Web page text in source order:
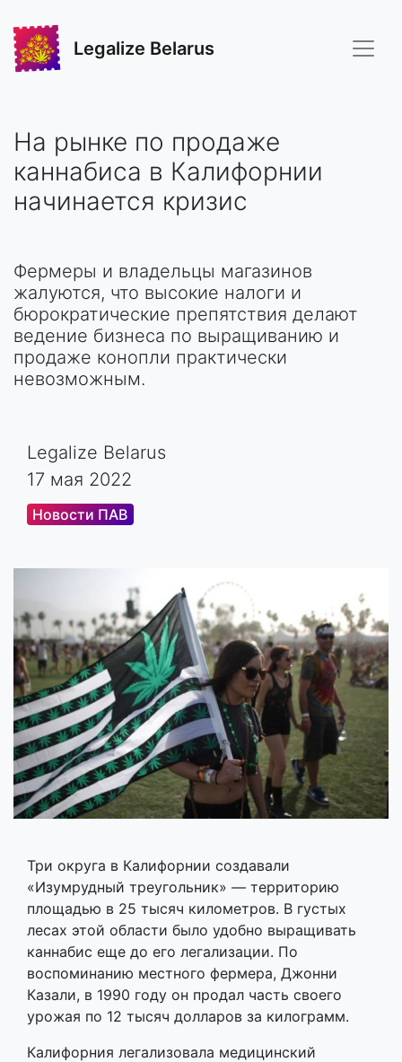
Legalize Belarus
На рынке по продаже
каннабиса в Калифорнии
начинается кризис
Фермеры и владельцы магазинов
жалуются, что высокие налоги и
бюрократические препятствия делают
ведение бизнеса по выращиванию и
продаже конопли практически
невозможным.
Legalize Belarus
17 мая 2022
Новости ПАВ
Три округа в Калифорнии создавали
«Изумрудный треугольник» — территорию
площадью в 25 тысяч километров. В густых
лесах этой области было удобно выращивать
каннабис еще до его легализации. По
воспоминанию местного фермера, Джонни
Казали, в 1990 году он продал часть своего
урожая по 12 тысяч долларов за килограмм.
Калифорния легализовала медицинский